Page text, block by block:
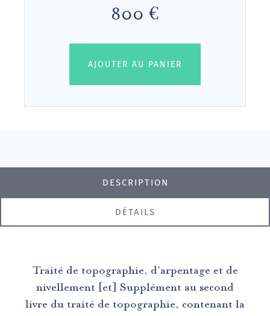
800 €
AJOUTER AU PANIER
DESCRIPTION
DÉTAILS
Traité de topographie, d'arpentage et de
nivellement [et] Supplément au second
livre du traité de topographie, contenant la